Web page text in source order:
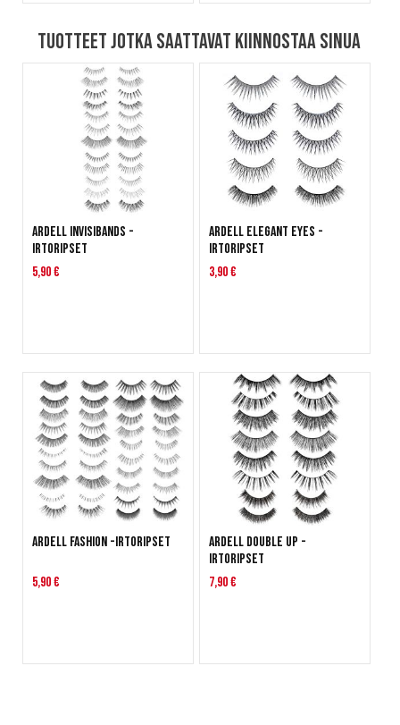
Tuotteet jotka saattavat kiinnostaa sinua
ARDELL Invisibands -
irtoripset
5,90 €
ARDELL Elegant Eyes -
irtoripset
3,90 €
ARDELL Fashion -irtoripset
5,90 €
ARDELL Double Up -
irtoripset
7,90 €